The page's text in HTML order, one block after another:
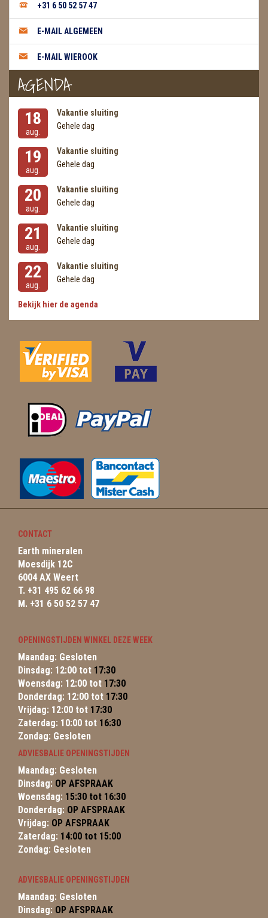
+31 6 50 52 57 47
E-MAIL ALGEMEEN
E-MAIL WIEROOK
AGENDA
18
aug.
Vakantie sluiting
Gehele dag
19
aug.
Vakantie sluiting
Gehele dag
20
aug.
Vakantie sluiting
Gehele dag
21
aug.
Vakantie sluiting
Gehele dag
22
aug.
Vakantie sluiting
Gehele dag
Bekijk hier de agenda
CONTACT
Earth mineralen
Moesdijk 12C
6004 AX Weert
T. +31 495 62 66 98
M. +31 6 50 52 57 47
OPENINGSTIJDEN WINKEL DEZE WEEK
Maandag: Gesloten
Dinsdag: 12:00 tot 17:30
Woensdag: 12:00 tot 17:30
Donderdag: 12:00 tot 17:30
Vrijdag: 12:00 tot 17:30
Zaterdag: 10:00 tot 16:30
Zondag: Gesloten
ADVIESBALIE OPENINGSTIJDEN
Maandag: Gesloten
Dinsdag: OP AFSPRAAK
Woensdag: 15:30 tot 16:30
Donderdag: OP AFSPRAAK
Vrijdag: OP AFSPRAAK
Zaterdag: 14:00 tot 15:00
Zondag: Gesloten
ADVIESBALIE OPENINGSTIJDEN
Maandag: Gesloten
Dinsdag: OP AFSPRAAK